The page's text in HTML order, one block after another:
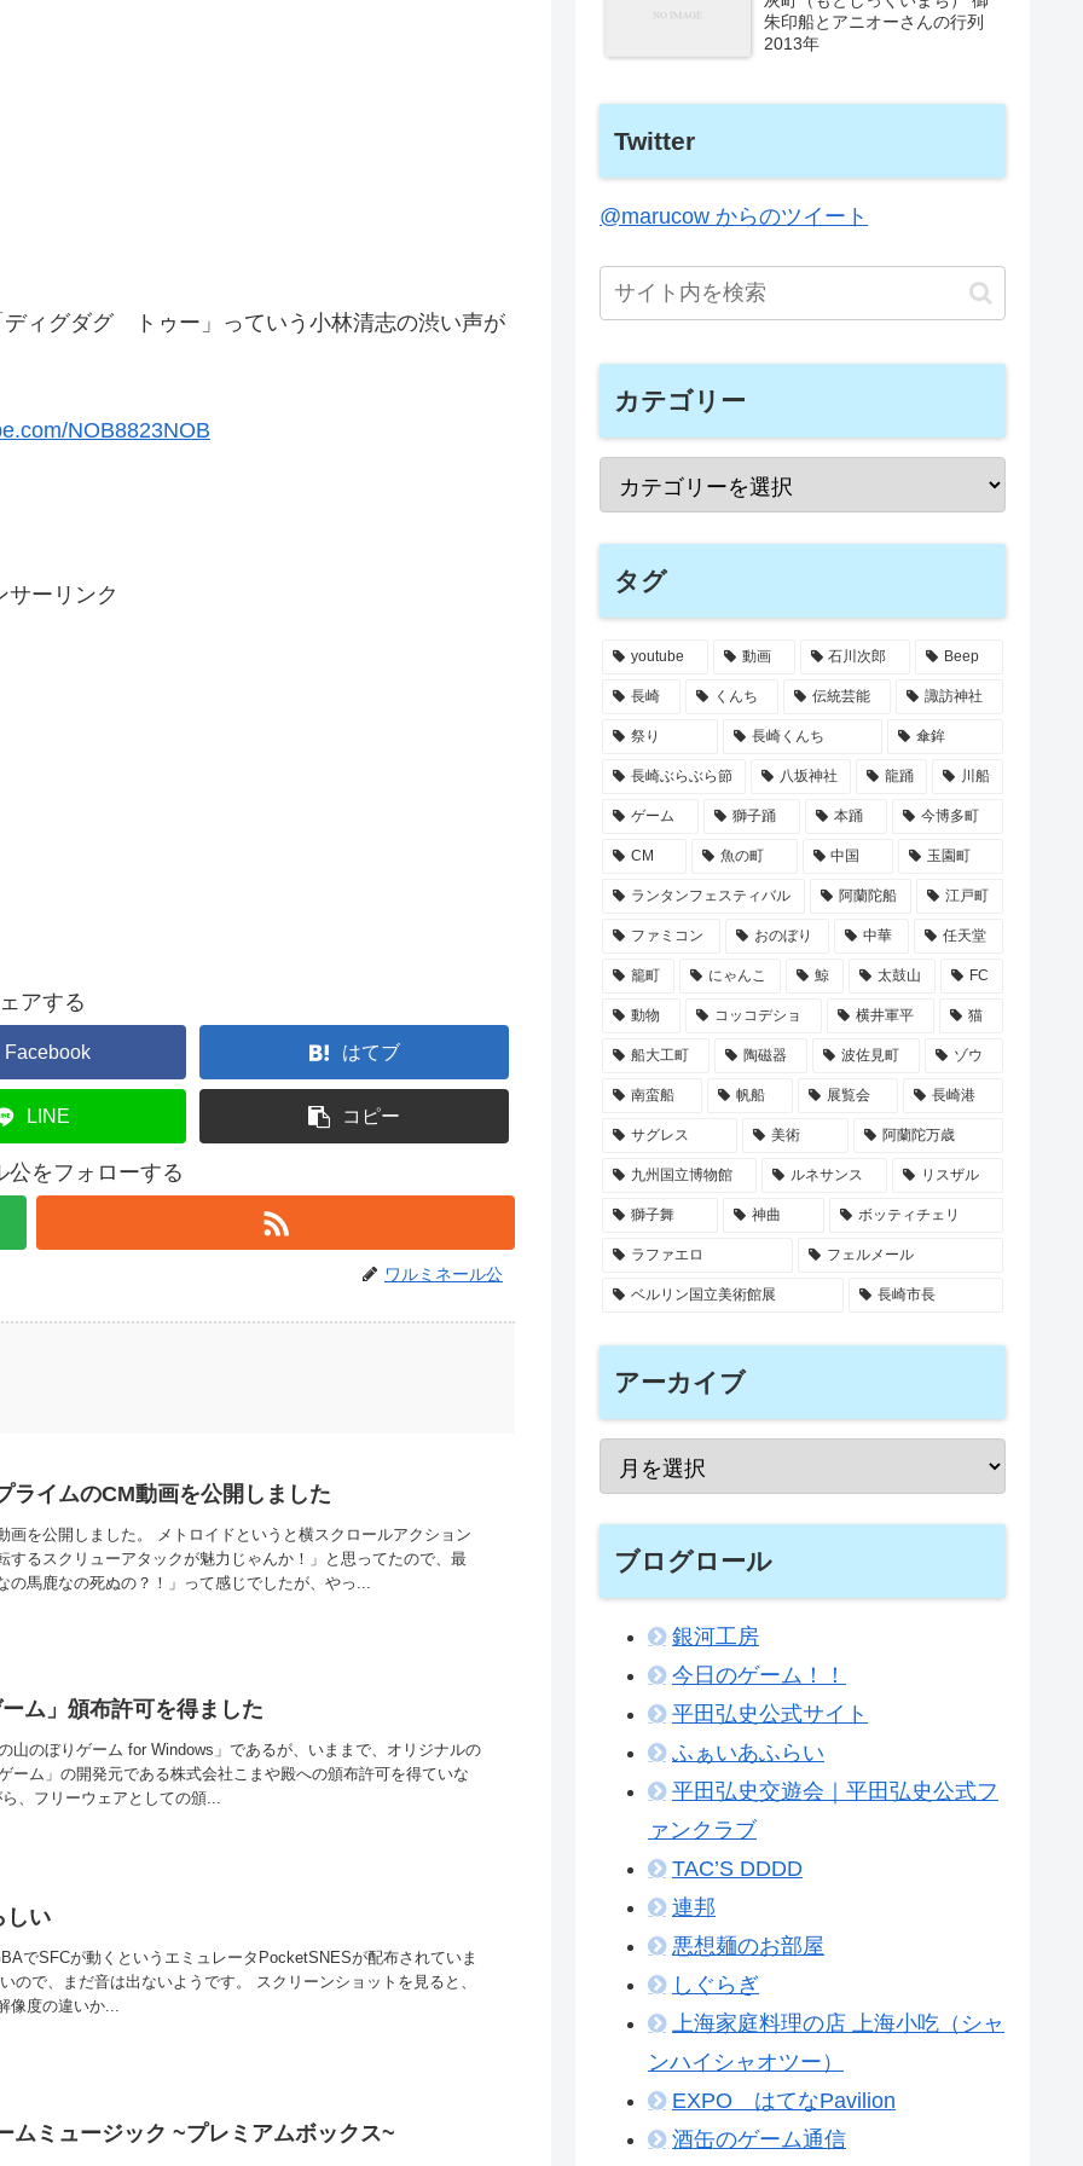
ィグダグ トゥー」っていう小林清志の渋い声が
NOB8823NOB
サーリンク
アする
Facebook はてブ
LINE コピー
公をフォローする
ワルミネール公
ライムのCM動画を公開しました
画を公開しました。 メトロイドというと横スクロールアクション
するスクリューアタックが魅力じゃんか！」と思ってたので、最
の馬鹿なの死ぬの？！」って感じでしたが、やっ...
ーム」頒布許可を得ました
山のぼりゲーム for Windows」であるが、いままで、オリジナルの
ーム」の開発元である株式会社こまや殿への頒布許可を得ていな
、フリーウェアとしての頒...
しい
でSFCが動くというエミュレータPocketSNESが配布されていま
ので、まだ音は出ないようです。 スクリーンショットを見ると、
像度の違いか...
ムミュージック ~プレミアムボックス~
朱印船とアニオーさんの行列
2013年
Twitter
@marucow からのツイート
カテゴリー
タグ
youtube 動画 石川次郎 Beep
長崎 くんち 伝統芸能 諏訪神社
祭り 長崎くんち 傘鉾
長崎ぶらぶら節 八坂神社 龍踊 川船
ゲーム 獅子踊 本踊 今博多町
CM 魚の町 中国 玉園町
ランタンフェスティバル 阿蘭陀船 江戸町
ファミコン おのぼり 中華 任天堂
籠町 にゃんこ 鯨 太鼓山 FC
動物 コッコデショ 横井軍平 猫
船大工町 陶磁器 波佐見町 ゾウ
南蛮船 帆船 展覧会 長崎港
サグレス 美術 阿蘭陀万歳
九州国立博物館 ルネサンス リスザル
獅子舞 神曲 ボッティチェリ
ラファエロ フェルメール
ベルリン国立美術館展 長崎市長
アーカイブ
ブログロール
銀河工房
今日のゲーム！！
平田弘史公式サイト
ふぁいあふらい
平田弘史交遊会｜平田弘史公式フ
ァンクラブ
TAC’S DDDD
連邦
悪想麺のお部屋
しぐらぎ
上海家庭料理の店 上海小吃（シャ
ンハイシャオツー）
EXPO はてなPavilion
酒缶のゲーム通信